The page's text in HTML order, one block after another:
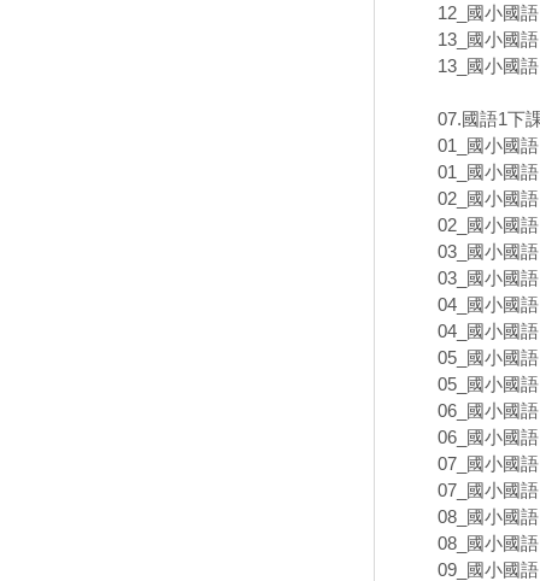
12_國小國
13_國小國
13_國小國
07.國語1下
01_國小國
01_國小國
02_國小國
02_國小國
03_國小國
03_國小國
04_國小國
04_國小國
05_國小國
05_國小國
06_國小國
06_國小國
07_國小國
07_國小國
08_國小國
08_國小國
09_國小國